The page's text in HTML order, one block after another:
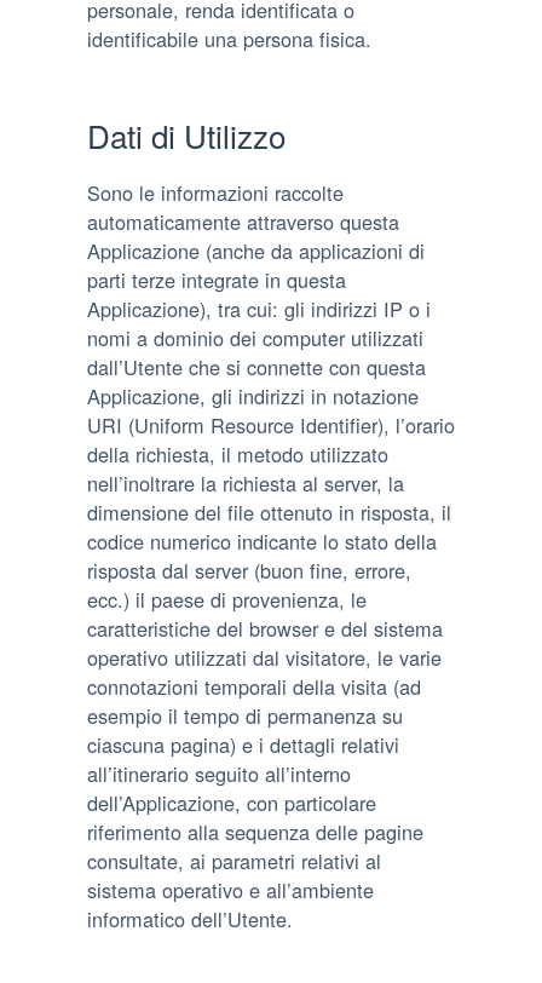
personale, renda identificata o
identificabile una persona fisica.
Dati di Utilizzo
Sono le informazioni raccolte
automaticamente attraverso questa
Applicazione (anche da applicazioni di
parti terze integrate in questa
Applicazione), tra cui: gli indirizzi IP o i
nomi a dominio dei computer utilizzati
dall’Utente che si connette con questa
Applicazione, gli indirizzi in notazione
URI (Uniform Resource Identifier), l’orario
della richiesta, il metodo utilizzato
nell’inoltrare la richiesta al server, la
dimensione del file ottenuto in risposta, il
codice numerico indicante lo stato della
risposta dal server (buon fine, errore,
ecc.) il paese di provenienza, le
caratteristiche del browser e del sistema
operativo utilizzati dal visitatore, le varie
connotazioni temporali della visita (ad
esempio il tempo di permanenza su
ciascuna pagina) e i dettagli relativi
all’itinerario seguito all’interno
dell’Applicazione, con particolare
riferimento alla sequenza delle pagine
consultate, ai parametri relativi al
sistema operativo e all’ambiente
informatico dell’Utente.